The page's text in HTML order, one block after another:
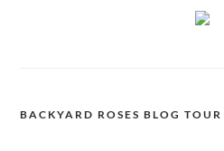
BACKYARD ROSES BLOG TOUR